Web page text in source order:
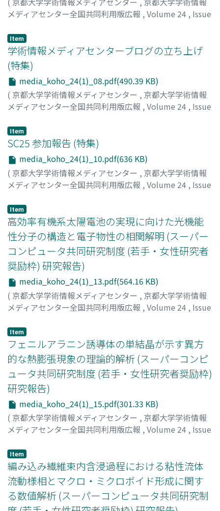
メディアセンター全国共同利用版広報 , Volume 24 , Issue
小谷, 大祐
Item
学術情報メディアセンターブログの立ち上げ
(特集)
media_koho_24(1)_08.pdf(490.39 KB)
( 京都大学学術情報メディアセンター , 京都大学学術情報
メディアセンター全国共同利用版広報 , Volume 24 , Issue
首藤, 一幸
Item
SC25 参加報告 (特集)
media_koho_24(1)_10.pdf(636 KB)
( 京都大学学術情報メディアセンター , 京都大学学術情報
メディアセンター全国共同利用版広報 , Volume 24 , Issue
鈴木, 謙吾
Item
高効率有機系太陽電池の実現に向けた光機能
性分子の構造と電子物性の相関解明 (スーパー
コンピュータ共同研究制度 (若手・女性研究者
奨励枠) 研究報告)
media_koho_24(1)_13.pdf(564.16 KB)
( 京都大学学術情報メディアセンター , 京都大学学術情報
メディアセンター全国共同利用版広報 , Volume 24 , Issue
東野, 智洋
Item
フェニルアラニン誘導体の単結晶が示す異方
的な熱膨張現象の理論的解析 (スーパーコンピ
ュータ共同研究制度 (若手・女性研究者奨励枠)
研究報告)
media_koho_24(1)_15.pdf(301.33 KB)
( 京都大学学術情報メディアセンター , 京都大学学術情報
メディアセンター全国共同利用版広報 , Volume 24 , Issue
森竹, 将之
Item
編み込み繊維束内含浸過程における粘性流体
流動様相とマクロ・ミクロボイド形成に関す
る数値解析 (スーパーコンピュータ共同研究制